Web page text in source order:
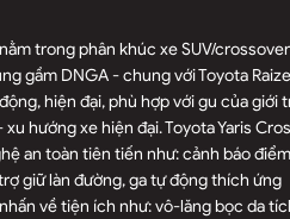
trong phân khúc xe SUV/crossover
gầm DNGA - chung với Toyota
hiện đại, phù hợp với gu của giới
hướng xe hiện đại. Toyota Yaris
an toàn tiên tiến như: cảnh báo điểm
giữ làn đường, ga tự động thích ứng
về tiện ích như: vô-lăng bọc da